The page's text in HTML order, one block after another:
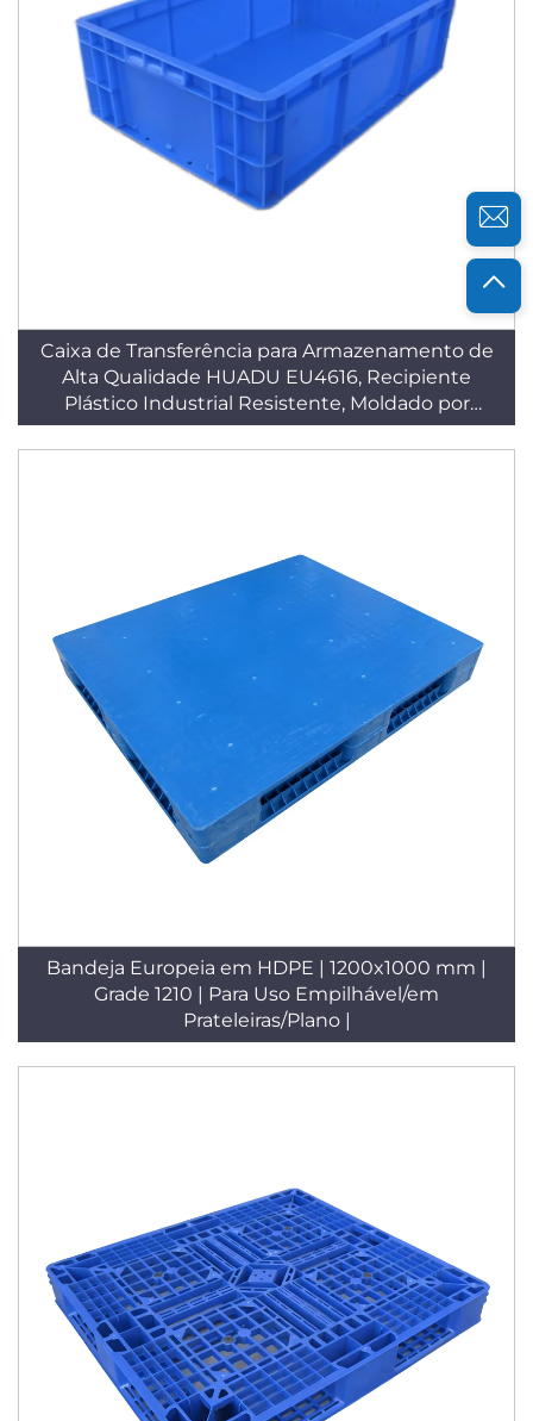
Caixa de Transferência para Armazenamento de
Alta Qualidade HUADU EU4616, Recipiente
Plástico Industrial Resistente, Moldado por
Injeção em HDPE Reciclável, Empilhável
Bandeja Europeia em HDPE | 1200x1000 mm |
Grade 1210 | Para Uso Empilhável/em
Prateleiras/Plano |